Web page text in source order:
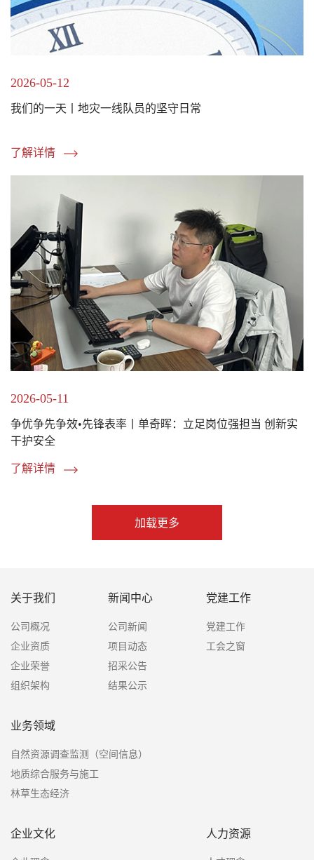
2026-05-12
我们的一天丨地灾一线队员的坚守日常
了解详情
2026-05-11
争优争先争效•先锋表率丨单奇晖：立足岗位强担当 创新实
干护安全
了解详情
加载更多
关于我们
公司概况
企业资质
企业荣誉
组织架构
新闻中心
公司新闻
项目动态
招采公告
结果公示
党建工作
党建工作
工会之窗
业务领域
自然资源调查监测（空间信息）
地质综合服务与施工
林草生态经济
企业文化 人力资源